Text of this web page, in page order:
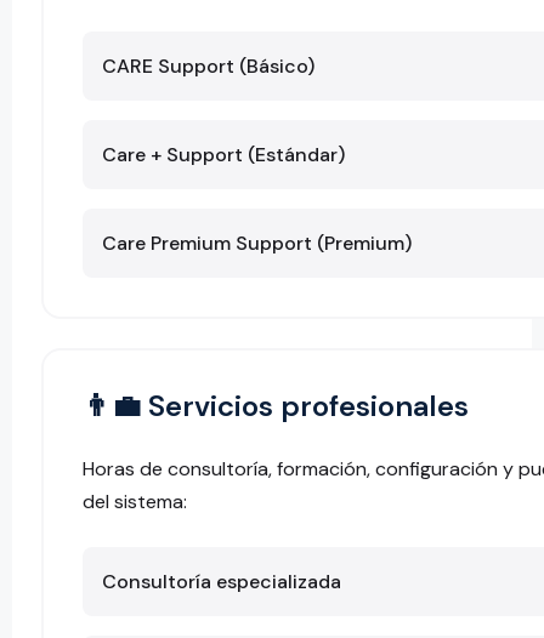
CARE Support (Básico)
Care + Support (Estándar)
Care Premium Support (Premium)
👨‍💼 Servicios profesionales
Horas de consultoría, formación, configuración y
del sistema:
Consultoría especializada